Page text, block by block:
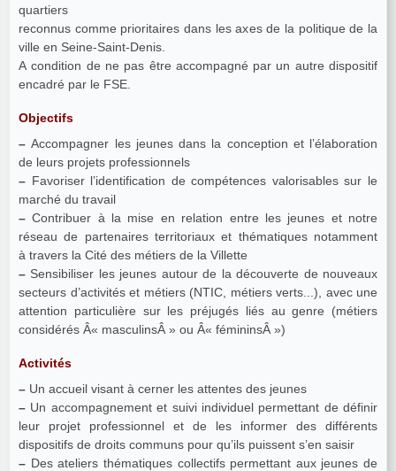
quartiers
reconnus comme prioritaires dans les axes de la politique de la
ville en Seine-Saint-Denis.
A condition de ne pas être accompagné par un autre dispositif
encadré par le FSE.
Objectifs
– Accompagner les jeunes dans la conception et l’élaboration
de leurs projets professionnels
– Favoriser l’identification de compétences valorisables sur le
marché du travail
– Contribuer à la mise en relation entre les jeunes et notre
réseau de partenaires territoriaux et thématiques notamment
à travers la Cité des métiers de la Villette
– Sensibiliser les jeunes autour de la découverte de nouveaux
secteurs d’activités et métiers (NTIC, métiers verts...), avec une
attention particulière sur les préjugés liés au genre (métiers
considérés Â« masculinsÂ » ou Â« fémininsÂ »)
Activités
– Un accueil visant à cerner les attentes des jeunes
– Un accompagnement et suivi individuel permettant de définir
leur projet professionnel et de les informer des différents
dispositifs de droits communs pour qu’ils puissent s’en saisir
– Des ateliers thématiques collectifs permettant aux jeunes de